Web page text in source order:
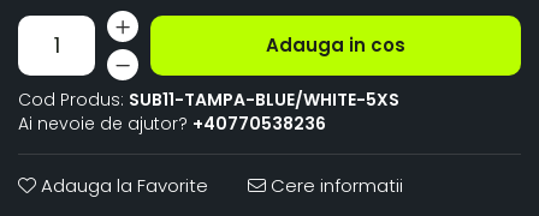
Adauga in cos
Cod Produs: SUB11-TAMPA-BLUE/WHITE-5XS
Ai nevoie de ajutor? +40770538236
Adauga la Favorite Cere informatii